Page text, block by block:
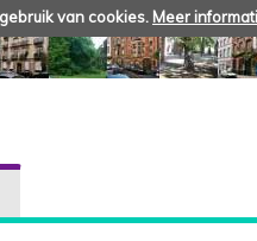
van cookies. Meer